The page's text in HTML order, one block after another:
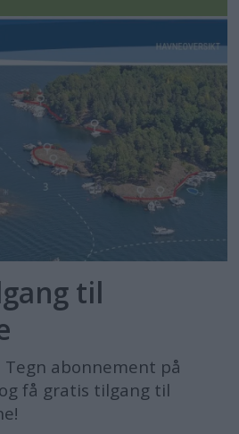
til
Tegn abonnement på
få gratis tilgang til